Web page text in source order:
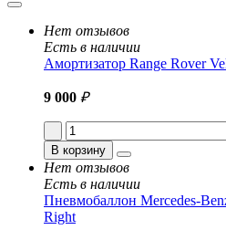
Нет отзывов
Есть в наличии
Амортизатор Range Rover
9 000 ₽
В корзину
Нет отзывов
Есть в наличии
Пневмобаллон Mercedes-
Right